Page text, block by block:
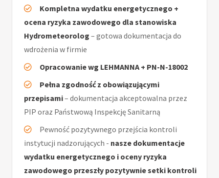
Kompletna wydatku energetycznego +
ocena ryzyka zawodowego dla stanowiska
Hydrometeorolog – gotowa dokumentacja do
wdrożenia w firmie
Opracowanie wg LEHMANNA + PN-N-18002
Pełna zgodność z obowiązującymi
przepisami– dokumentacja akceptowalna przez
PIP oraz Państwową Inspekcję Sanitarną
Pewność pozytywnego przejścia kontroli
instytucji nadzorujących - nasze dokumentacje
wydatku energetycznego i oceny ryzyka
zawodowego przeszły pozytywnie setki kontroli